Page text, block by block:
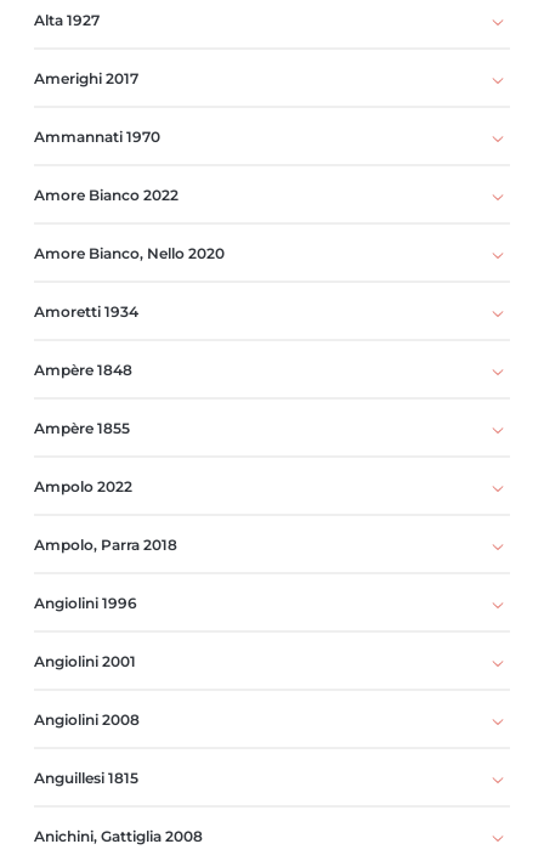
Alta 1927
Amerighi 2017
Ammannati 1970
Amore Bianco 2022
Amore Bianco, Nello 2020
Amoretti 1934
Ampère 1848
Ampère 1855
Ampolo 2022
Ampolo, Parra 2018
Angiolini 1996
Angiolini 2001
Angiolini 2008
Anguillesi 1815
Anichini, Gattiglia 2008